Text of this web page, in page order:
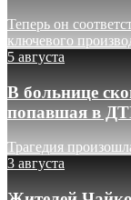
Теперь он
ключевого
5 августа
В больнице
попавшая в
Трагедия
3 августа